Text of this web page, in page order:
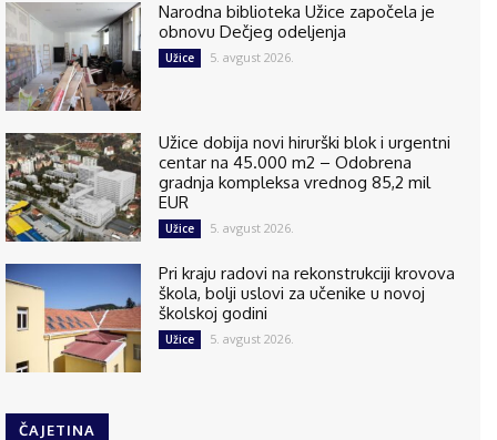
Narodna biblioteka Užice započela je
obnovu Dečjeg odeljenja
Užice 5. avgust 2026.
Užice dobija novi hirurški blok i urgentni
centar na 45.000 m2 – Odobrena
gradnja kompleksa vrednog 85,2 mil
EUR
Užice 5. avgust 2026.
Pri kraju radovi na rekonstrukciji krovova
škola, bolji uslovi za učenike u novoj
školskoj godini
Užice 5. avgust 2026.
ČAJETINA